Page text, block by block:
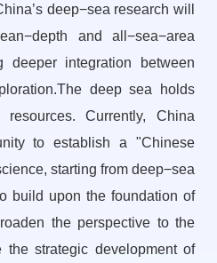
deep−sea research will
and all−sea−area
deeper integration between
deep sea holds
Currently, China
to establish a "Chinese
starting from deep−sea
build upon the foundation of
the perspective to the
the strategic development of